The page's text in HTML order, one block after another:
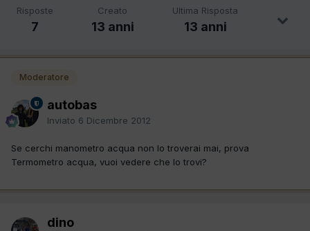
Risposte
7
Creato
13 anni
Ultima Risposta
13 anni
Moderatore
autobas
Inviato 6 Dicembre 2012
Se cerchi manometro acqua non lo troverai mai, prova
Termometro acqua, vuoi vedere che lo trovi?
dino